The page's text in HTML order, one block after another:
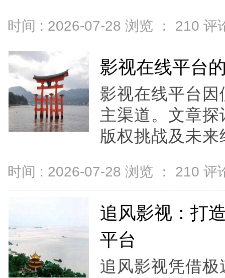
时间 : 2026-07-28 浏览 ： 210 评
影视在线平台
影视在线平台
主渠道。文章
版权挑战及未
时间 : 2026-07-28 浏览 ： 210 评
追风影视：打
平台
追风影视凭借